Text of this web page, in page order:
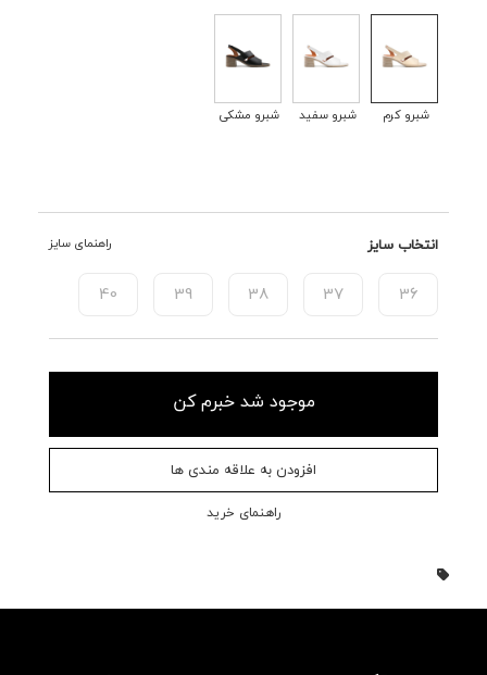
شبرو کرم شبرو سفید شبرو مشکی
انتخاب سایز راهنمای سایز
36
37
38
39
40
موجود شد خبرم کن
افزودن به علاقه مندی ها
راهنمای خرید